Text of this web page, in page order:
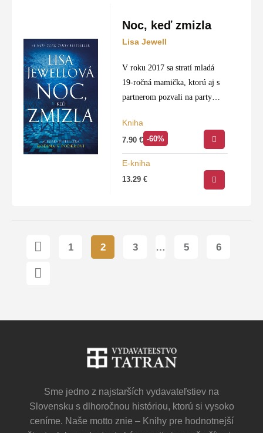
Noc, keď zmizla
Lisa Jewell
V roku 2017 sa stratí mladá
19-ročná mamička, ktorú aj s
partnerom pozvali na party
viac domov nevrátila. Jej
zúfalá matka zalarmuje políciu,
tá však…
Kniha
7.90€ -60%
E-kniha
13.29€
1 2 3 … 5 6
Sme jedno z najstarších vydavateľstiev na
Slovensku s dlhoročnou históriou, ktorú si vysoko
ceníme. Naše motto znie – Knihy pre hodnotnejší